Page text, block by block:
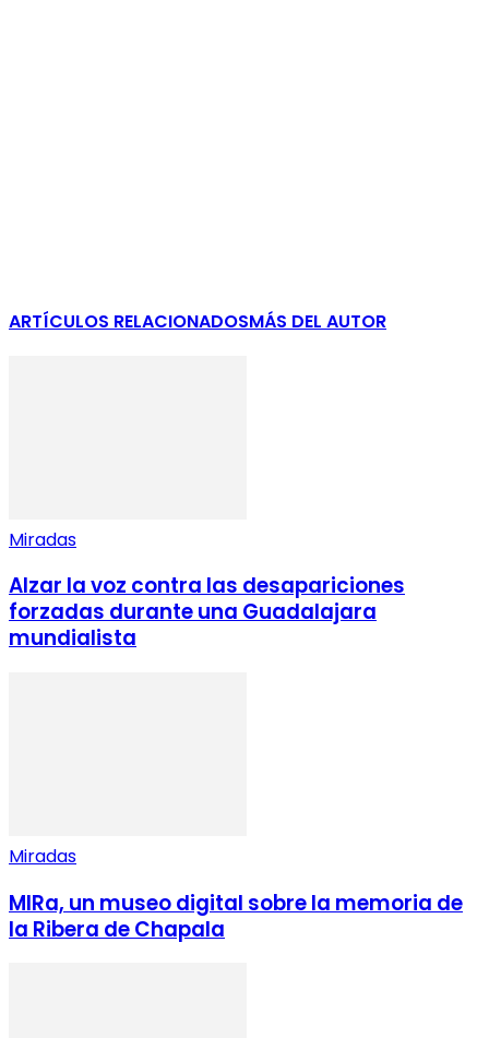
ARTÍCULOS RELACIONADOSMÁS DEL AUTOR
Miradas
Alzar la voz contra las desapariciones
forzadas durante una Guadalajara
mundialista
Miradas
MIRa, un museo digital sobre la memoria de
la Ribera de Chapala